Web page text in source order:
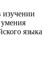
языка